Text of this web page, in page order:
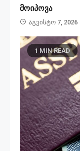
მოიპოვა
Აგვისტო 7, 2026
1 MIN READ